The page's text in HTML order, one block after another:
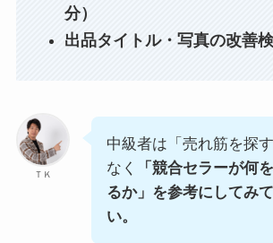
分）
出品タイトル・写真の改善検
ＴＫ
中級者は「売れ筋を探
なく
「競合セラーが何
るか」を参考にしてみ
い。